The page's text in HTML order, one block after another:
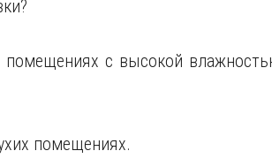
с высокой
помещениях.